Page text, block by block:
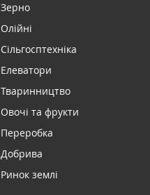
Зерно
Олійні
Сільгосптехніка
Елеватори
Тваринництво
Овочі та фрукти
Переробка
Добрива
Ринок землі